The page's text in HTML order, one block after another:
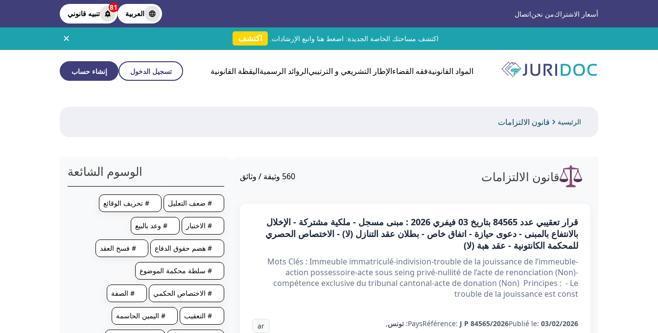
أسعار الاشتراكمن نحناتصال العربية
81
تنبيه قانوني
اكتشف مساحتك الخاصة الجديدة: اضغط هنا واتبع الإرشادات. اكتشف ✕
المواد القانونيةفقه القضاءالإطار التشريعي و الترتيبيالروائد الرسميةاليقظة القانونية تسجيل الدخول إنشاء حساب
الرئيسية قانون الالتزامات
قانون الالتزامات 560 وثيقة / وثائق
قرار تعقيبي عدد 84565 بتاريخ 03 فيفري 2026 : مبنى مسجل - ملكية مشتركة - الإخلال
بالانتفاع بالمبنى - دعوى حيازة - اتفاق خاص - بطلان عقد التنازل (لا) - الاختصاص الحصري
للمحكمة الكانتونية - عقد هبة (لا)
Mots Clés : Immeuble immatriculé-indivision-trouble de la jouissance de l’immeuble-
action possessoire-acte sous seing privé-nullité de l’acte de renonciation (Non)-
compétence exclusive du tribunal cantonal-acte de donation (Non) Principes : - Le
trouble de la jouissance est const
Publié le: 03/02/2026
Référence: J P 84565/2026
Pays: تونس,
ar
الوسوم الشائعة
# ضعف التعليل # تحريف الوقائع
# الاختبار # وعد بالبيع
# هضم حقوق الدفاع # فسخ العقد
# سلطة محكمة الموضوع
# الاختصاص الحكمي # الصفة
# التعقيب # اليمين الحاسمة